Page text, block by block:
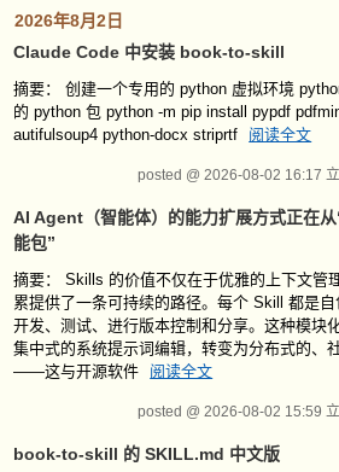
2026年8月2日
Claude Code 中安装 book-to-skill
摘要： 创建一个专用的 python 虚拟环境
的 python 包 python -m pip install pypdf
autifulsoup4 python-docx striprtf
阅读全文
posted @ 2026-08-02 16:17
AI Agent（智能体）的能力扩展方式正在
能包”
摘要： Skills 的价值不仅在于优雅的上下文管
累提供了一条可持续的路径。每个 Skill 都是
开发、测试、进行版本控制和分享。这种模块
集中式的系统提示词编辑，转变为分布式的、
——这与开源软件
阅读全文
posted @ 2026-08-02 15:59
book-to-skill 的 SKILL.md 中文版